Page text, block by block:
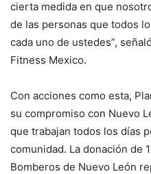
cierta medida en que
de las personas que todos
cada uno de ustedes”,
Fitness Mexico.
Con acciones como esta,
su compromiso con Nuevo
que trabajan todos los días
comunidad. La donación de
Bomberos de Nuevo León